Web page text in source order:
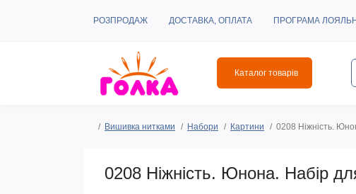
РОЗПРОДАЖ ДОСТАВКА, ОПЛАТА ПРОГРАМА
Каталог товарів
Вишивка нитками Набори Картини 0208 Ніжність.
0208 Ніжність. Юнона. Набір